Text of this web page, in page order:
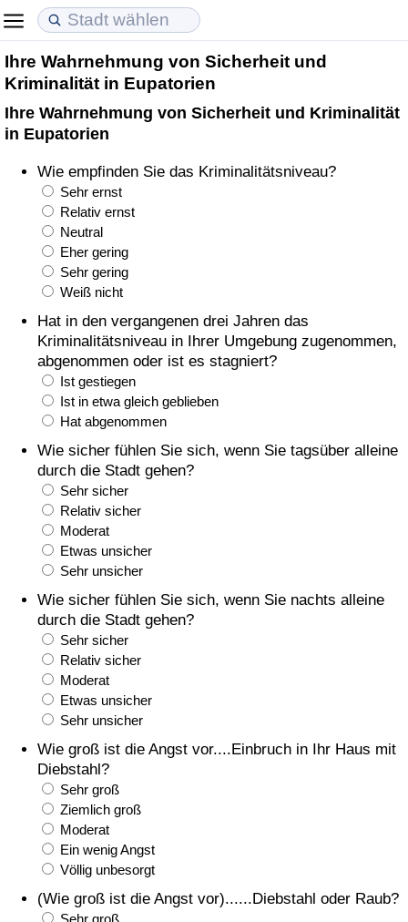
Ihre Wahrnehmung von Sicherheit und
Kriminalität in Eupatorien
Ihre Wahrnehmung von Sicherheit und Kriminalität
in Eupatorien
Wie empfinden Sie das Kriminalitätsniveau?
Sehr ernst
Relativ ernst
Neutral
Eher gering
Sehr gering
Weiß nicht
Hat in den vergangenen drei Jahren das
Kriminalitätsniveau in Ihrer Umgebung zugenommen,
abgenommen oder ist es stagniert?
Ist gestiegen
Ist in etwa gleich geblieben
Hat abgenommen
Wie sicher fühlen Sie sich, wenn Sie tagsüber alleine
durch die Stadt gehen?
Sehr sicher
Relativ sicher
Moderat
Etwas unsicher
Sehr unsicher
Wie sicher fühlen Sie sich, wenn Sie nachts alleine
durch die Stadt gehen?
Sehr sicher
Relativ sicher
Moderat
Etwas unsicher
Sehr unsicher
Wie groß ist die Angst vor....Einbruch in Ihr Haus mit
Diebstahl?
Sehr groß
Ziemlich groß
Moderat
Ein wenig Angst
Völlig unbesorgt
(Wie groß ist die Angst vor)......Diebstahl oder Raub?
Sehr groß
Lebenshaltungskosten
Lebenshaltungskosten-Index (aktuell)
Lebenshaltungskosten-Index
Lebenshaltungskosten-Index nach Land
in Akaba
Immobilienpreise
Immobilienpreis-Index (aktuell)
Immobilienpreis-Index
Immobilienpreis-Index nach Land
Lebensqualität
Lebensqualität-Index
Lebensqualität-Index (aktuell)
Lebensqualitätsindex nach Land
Kriminalität
Kriminalitäts-Index (aktuell)
Kriminalitäts-Index
Kriminalitätsindex nach Land
Gesundheitsversorgung
Gesundheitsversorgungs-Index (aktuell)
Gesundheitsversorgungs-Index
Gesundheitsversorgungs-Index nach Land
Umweltverschmutzung
Umweltverschmutzungs-Index (aktuell)
Verschmutzungsindex
Umweltverschmutzungs-Index nach Land
Verkehr
Verkehrs-Index
Verkehrs-Index (aktuell)